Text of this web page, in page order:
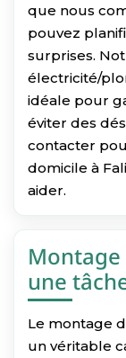
que nous
pouvez
surprises.
électricité/
idéale pour
éviter des
contacter
domicile à
aider.
Montage
une
Le montage
un véritable